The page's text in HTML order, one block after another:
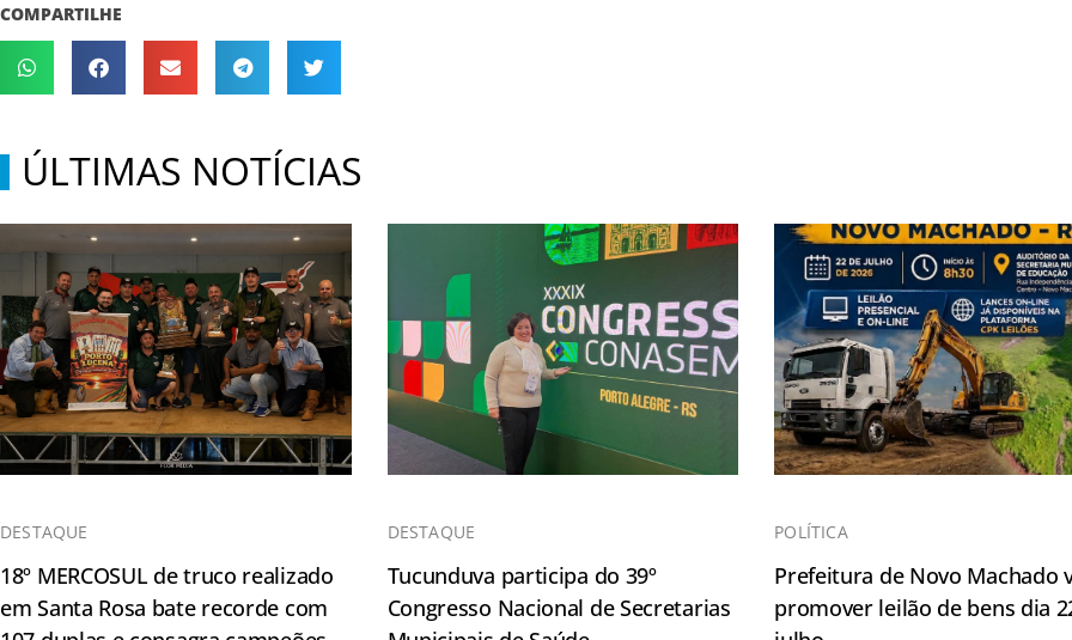
COMPARTILHE
ÚLTIMAS NOTÍCIAS
DESTAQUE
18º MERCOSUL de truco realizado
em Santa Rosa bate recorde com
DESTAQUE
Tucunduva participa do 39º
Congresso Nacional de Secretarias
POLÍTICA
Prefeitura de Novo Machado
promover leilão de bens dia